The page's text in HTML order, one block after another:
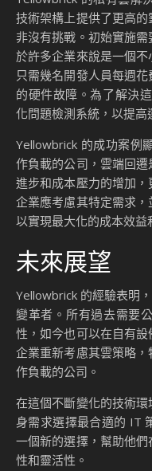
技術架構上提供了更高
非沒有挑戰。初始實施
於許多企業來說是一個
只需幾名開發人員每週
的硬件故障。為了解決
化問題檢測系統，以提高
Yellowbrick 的成功案例
作負載的公司，雲端回
進步和成本壓力的增加
企業應考慮其特定需求，
以實現最大化的成本效益
未來展望
Yellowbrick 的經驗表明
變革者。所有過去需要
性，如今也可以在自有
企業重新考慮其雲策略
作負載的公司。
在這個不斷變化的技術
身需求選擇最合適的 IT
一個新的選擇，幫助他
性和靈活性。